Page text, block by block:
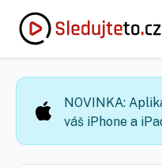
NOVINKA:
váš iPhone a